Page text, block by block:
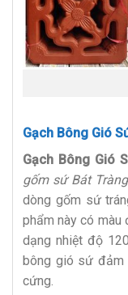
Gạch Bông Gió
Gạch Bông Gió
gốm sứ Bát Tràng
dòng gốm sứ
phẩm này có màu
dạng nhiệt độ
bông gió sứ đảm
cứng.